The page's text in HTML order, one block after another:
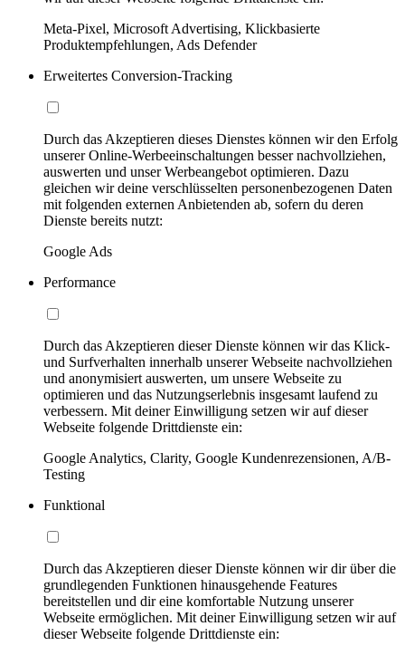
Meta-Pixel, Microsoft Advertising, Klickbasierte
Produktempfehlungen, Ads Defender
Erweitertes Conversion-Tracking
Durch das Akzeptieren dieses Dienstes können wir den Erfolg
unserer Online-Werbeeinschaltungen besser nachvollziehen,
auswerten und unser Werbeangebot optimieren. Dazu
gleichen wir deine verschlüsselten personenbezogenen Daten
mit folgenden externen Anbietenden ab, sofern du deren
Dienste bereits nutzt:
Google Ads
Performance
Durch das Akzeptieren dieser Dienste können wir das Klick-
und Surfverhalten innerhalb unserer Webseite nachvollziehen
und anonymisiert auswerten, um unsere Webseite zu
optimieren und das Nutzungserlebnis insgesamt laufend zu
verbessern. Mit deiner Einwilligung setzen wir auf dieser
Webseite folgende Drittdienste ein:
Google Analytics, Clarity, Google Kundenrezensionen, A/B-
Testing
Funktional
Durch das Akzeptieren dieser Dienste können wir dir über die
grundlegenden Funktionen hinausgehende Features
bereitstellen und dir eine komfortable Nutzung unserer
Webseite ermöglichen. Mit deiner Einwilligung setzen wir auf
dieser Webseite folgende Drittdienste ein: